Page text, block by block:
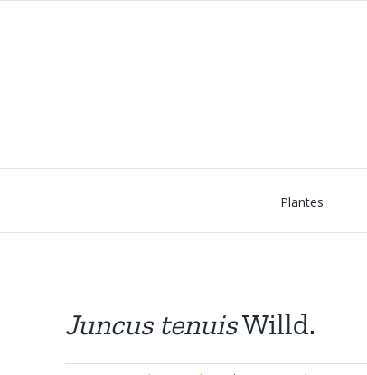
Plantes
Juncus tenuisWilld.